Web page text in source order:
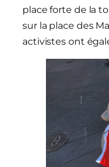
place forte de la
sur la place des
activistes ont